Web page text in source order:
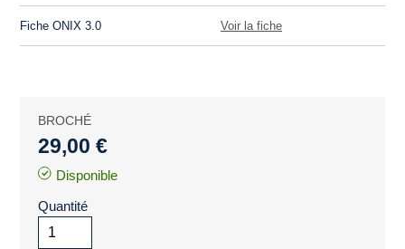
Fiche ONIX 3.0 Voir la fiche
BROCHÉ
29,00 €
Disponible
Quantité